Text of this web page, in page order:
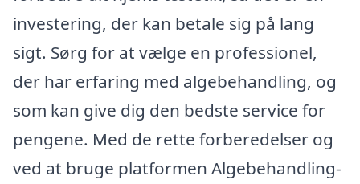
investering, der kan betale sig på lang
sigt. Sørg for at vælge en professionel,
der har erfaring med algebehandling, og
som kan give dig den bedste service for
pengene. Med de rette forberedelser og
ved at bruge platformen Algebehandling-